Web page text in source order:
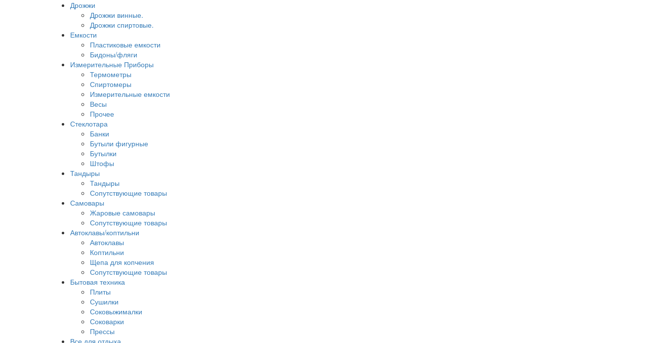
Дрожжи
Дрожжи винные.
Дрожжи спиртовые.
Емкости
Пластиковые емкости
Бидоны/фляги
Измерительные Приборы
Термометры
Спиртомеры
Измерительные емкости
Весы
Прочее
Стеклотара
Банки
Бутыли фигурные
Бутылки
Штофы
Тандыры
Тандыры
Сопутствующие товары
Самовары
Жаровые самовары
Сопутствующие товары
Автоклавы/коптильни
Автоклавы
Коптильни
Щепа для копчения
Сопутствующие товары
Бытовая техника
Плиты
Сушилки
Соковыжималки
Соковарки
Прессы
Все для отдыха